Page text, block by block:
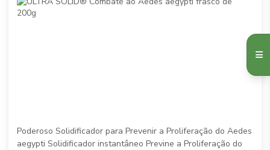
Poderoso Solidificador para Prevenir a Proliferação do Aedes
aegypti Solidificador instantâneo Previne a Proliferação do